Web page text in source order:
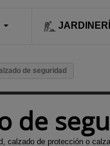
Chimeneas
leña
desbrozadoras
de seguridad
de
calzado de protección o